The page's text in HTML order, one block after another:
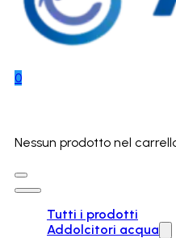
0
Nessun prodotto nel
Tutti i prodotti
Addolcitori acqua